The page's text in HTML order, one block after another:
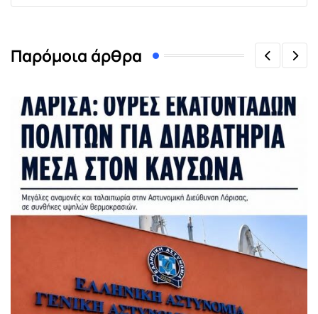
Παρόμοια άρθρα